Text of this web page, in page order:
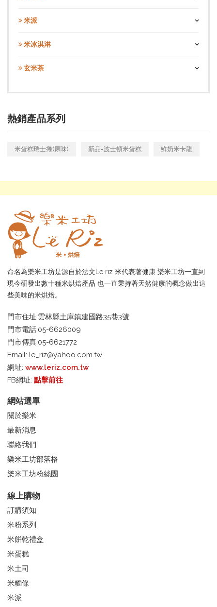
米派
米冰淇淋
玄米茶
熱銷產品系列
米蛋糕瑞士捲(原味) 新品-波士頓米蛋糕 鮮奶米卡龍
命名為樂米工坊是源自於法文Le riz 米代表著健康 樂米工坊一直到
現今研發出數十種米烘焙產品 也一直秉持著天然健康的概念做出這
些美味的米烘焙。
門市住址:雲林縣土庫鎮建國路35巷3號
門市電話:05-6626009
門市傳真:05-6621772
Email: le_riz@yahoo.com.tw
網址: www.leriz.com.tw
FB網址: 點擊前往
網站選單
關於樂米
最新消息
聯絡我們
樂米工坊部落格
樂米工坊粉絲團
線上購物
訂購須知
米粉系列
米餅乾禮盒
米蛋糕
米土司
米糆條
米派